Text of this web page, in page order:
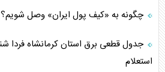
چگونه به «کیف پول ایران» وصل شویم؟
استعلام